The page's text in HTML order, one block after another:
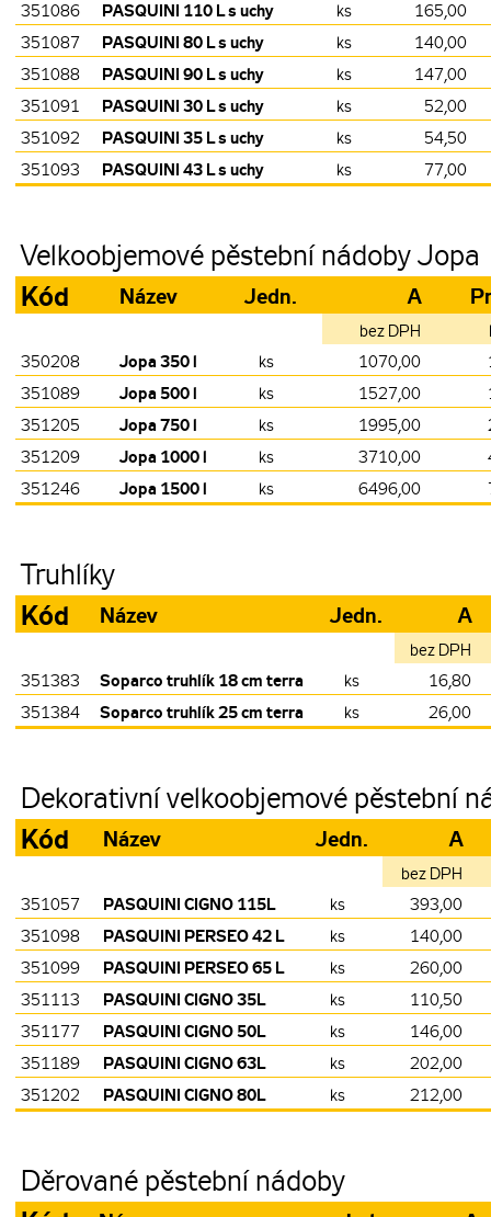
351086 PASQUINI 110 L s uchy ks
165,00
351087
PASQUINI 80 L s uchy ks
140,00
351088
PASQUINI 90 L s uchy ks
147,00
351091
PASQUINI 30 L s uchy ks
52,00
351092
PASQUINI 35 L s uchy ks
54,50
351093
PASQUINI 43 L s uchy ks 77,00
Velkoobjemové pěstební nádoby Jopa
Kód Název Jedn. A
bez DPH
350208 Jopa 350 l ks 1070,00
351089
Jopa 500 l ks 1527,00
351205
Jopa 750 l ks 1995,00
351209
Jopa 1000 l ks 3710,00
351246
Jopa 1500 l ks 6496,00
Truhlíky
Kód Název Jedn. A
bez DPH
351383 Soparco truhlík 18 cm terra ks
16,80
351384
Soparco truhlík 25 cm terra ks 26,00
Dekorativní velkoobjemové pěstební
Kód Název Jedn. A
bez DPH
351057 PASQUINI CIGNO 115L ks
393,00
351098
PASQUINI PERSEO 42 L ks
140,00
351099
PASQUINI PERSEO 65 L ks
260,00
351113
PASQUINI CIGNO 35L ks
110,50
351177
PASQUINI CIGNO 50L ks
146,00
351189
PASQUINI CIGNO 63L ks
202,00
351202
PASQUINI CIGNO 80L ks 212,00
Děrované pěstební nádoby